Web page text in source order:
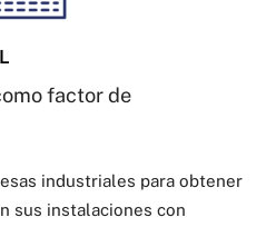
factor de
industriales para obtener
sus instalaciones con